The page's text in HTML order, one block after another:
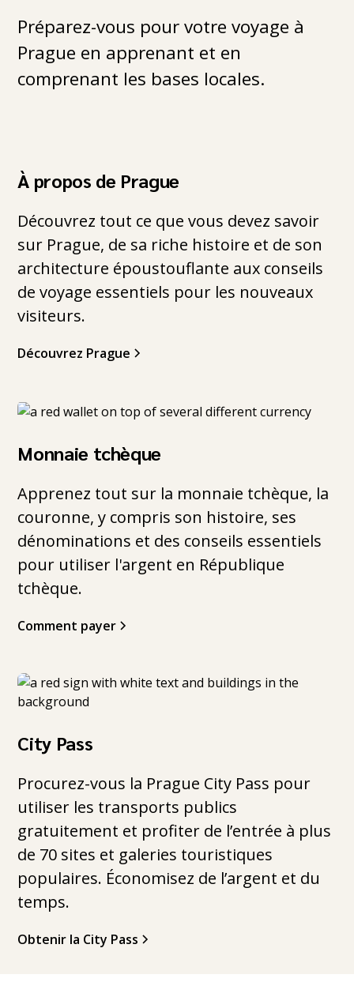
Préparez-vous pour votre voyage à
Prague en apprenant et en
comprenant les bases locales.
À propos de Prague
Découvrez tout ce que vous devez savoir
sur Prague, de sa riche histoire et de son
architecture époustouflante aux conseils
de voyage essentiels pour les nouveaux
visiteurs.
Découvrez Prague
Monnaie tchèque
Apprenez tout sur la monnaie tchèque, la
couronne, y compris son histoire, ses
dénominations et des conseils essentiels
pour utiliser l'argent en République
tchèque.
Comment payer
City Pass
Procurez-vous la Prague City Pass pour
utiliser les transports publics
gratuitement et profiter de l’entrée à plus
de 70 sites et galeries touristiques
populaires. Économisez de l’argent et du
temps.
Obtenir la City Pass